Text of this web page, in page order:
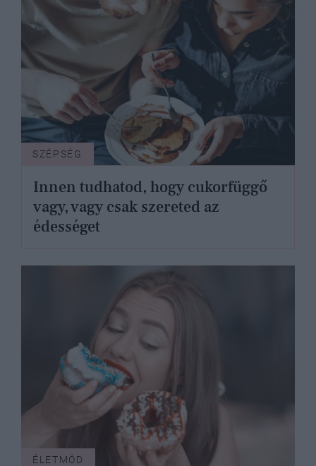
SZÉPSÉG
Innen tudhatod, hogy cukorfüggő
vagy, vagy csak szereted az
édességet
ÉLETMÓD